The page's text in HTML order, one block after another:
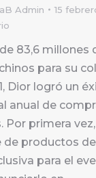
Admin
15
83,6 millones
para su
Dior logró un
anual de
Por primera
de productos
para el